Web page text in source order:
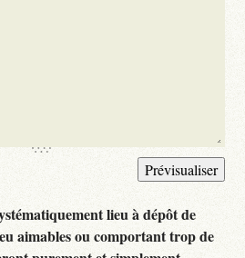
lieu à dépôt de
aimables ou comportant trop de